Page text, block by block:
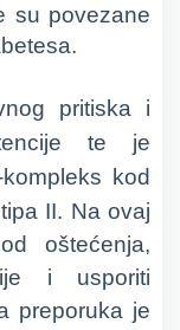
su povezane
pritiska i
te je
kompleks kod
II. Na ovaj
oštećenja,
i usporiti
preporuka je